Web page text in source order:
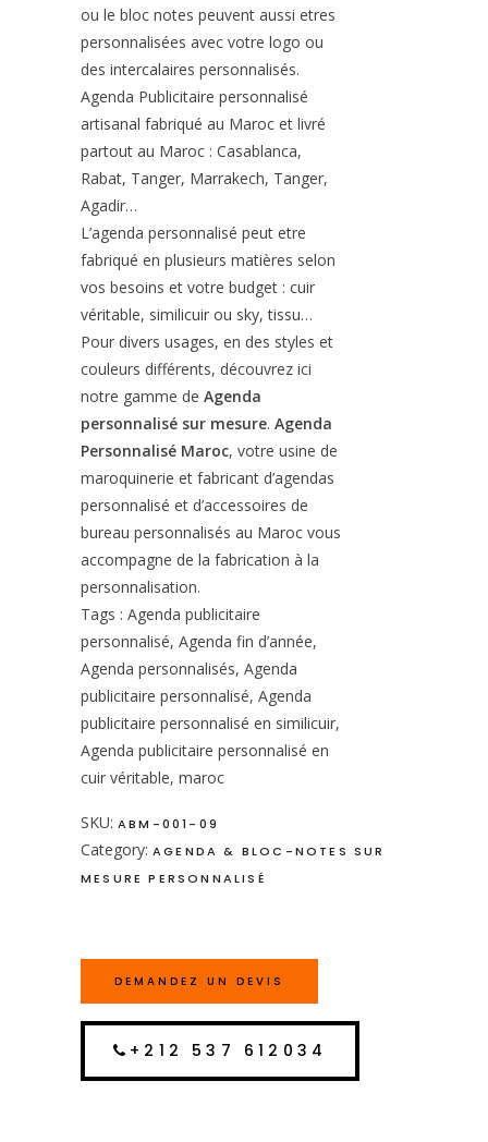
ou le bloc notes peuvent aussi etres
personnalisées avec votre logo ou
des intercalaires personnalisés.
Agenda Publicitaire personnalisé
artisanal fabriqué au Maroc et livré
partout au Maroc : Casablanca,
Rabat, Tanger, Marrakech, Tanger,
Agadir…
L’agenda personnalisé peut etre
fabriqué en plusieurs matières selon
vos besoins et votre budget : cuir
véritable, similicuir ou sky, tissu…
Pour divers usages, en des styles et
couleurs différents, découvrez ici
notre gamme de Agenda
personnalisé sur mesure. Agenda
Personnalisé Maroc, votre usine de
maroquinerie et fabricant d’agendas
personnalisé et d’accessoires de
bureau personnalisés au Maroc vous
accompagne de la fabrication à la
personnalisation.
Tags : Agenda publicitaire
personnalisé, Agenda fin d’année,
Agenda personnalisés, Agenda
publicitaire personnalisé, Agenda
publicitaire personnalisé en similicuir,
Agenda publicitaire personnalisé en
cuir véritable, maroc
SKU: ABM-001-09
Category: AGENDA & BLOC-NOTES SUR
MESURE PERSONNALISÉ
DEMANDEZ UN DEVIS
+212 537 612034